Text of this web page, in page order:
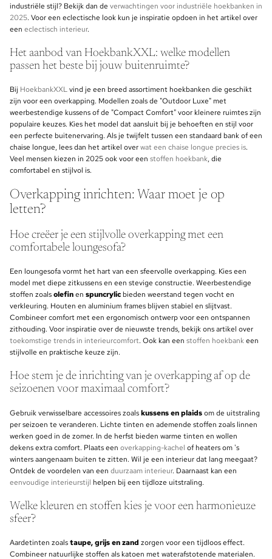
industriële stijl? Bekijk dan de verwachtingen voor industriële hoekbanken in
2025. Voor een eclectische look kun je inspiratie opdoen in het artikel over
een eclectisch interieur.
Het aanbod van HoekbankXXL: welke modellen
passen het beste bij jouw buitenruimte?
Bij HoekbankXXLvind je een breed assortiment hoekbanken die geschikt
zijn voor een overkapping. Modellen zoals de "Outdoor Luxe" met
weerbestendige kussens of de "Compact Comfort" voor kleinere ruimtes zijn
populaire keuzes. Kies het model dat aansluit bij je behoeften en stijl voor
een perfecte buitenervaring. Als je twijfelt tussen een standaard bank of een
chaise longue, lees dan het artikel overwat een chaise longue precies is.
Veel mensen kiezen in 2025 ook voor een stoffen hoekbank, die
comfortabel en stijlvol is.
Overkapping inrichten: Waar moet je op
letten?
Hoe creëer je een stijlvolle overkapping met een
comfortabele loungesofa?
Een loungesofa vormt het hart van een sfeervolle overkapping. Kies een
model met diepe zitkussens en een stevige constructie. Weerbestendige
stoffen zoalsolefinen spuncrylicbieden weerstand tegen vocht en
verkleuring. Houten en aluminium frames blijven stabiel en slijtvast.
Combineer comfort met een ergonomisch ontwerp voor een ontspannen
zithouding. Voor inspiratie over de nieuwste trends, bekijk ons artikel over
toekomstige trends in interieurcomfort. Ook kan een stoffen hoekbankeen
stijlvolle en praktische keuze zijn.
Hoe stem je de inrichting van je overkapping af op de
seizoenen voor maximaal comfort?
Gebruik verwisselbare accessoires zoalskussens en plaidsom de uitstraling
per seizoen te veranderen. Lichte tinten en ademende stoffen zoals linnen
werken goed in de zomer. In de herfst bieden warme tinten en wollen
dekens extra comfort. Plaats een overkapping-kachel of heaters om 's
winters aangenaam buiten te zitten. Wil je een interieur dat lang meegaat?
Ontdek de voordelen van een duurzaam interieur. Daarnaast kan een
eenvoudige interieurstijl helpen bij een tijdloze uitstraling.
Welke kleuren en stoffen kies je voor een harmonieuze
sfeer?
Aardetinten zoalstaupe, grijs en zand zorgen voor een tijdloos effect.
Combineer natuurlijke stoffen als katoen met waterafstotende materialen.